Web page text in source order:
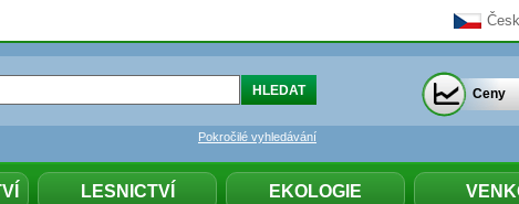
LESNICTVÍ EKOLOGIE
Pokročilé vyhledávání
Ceny